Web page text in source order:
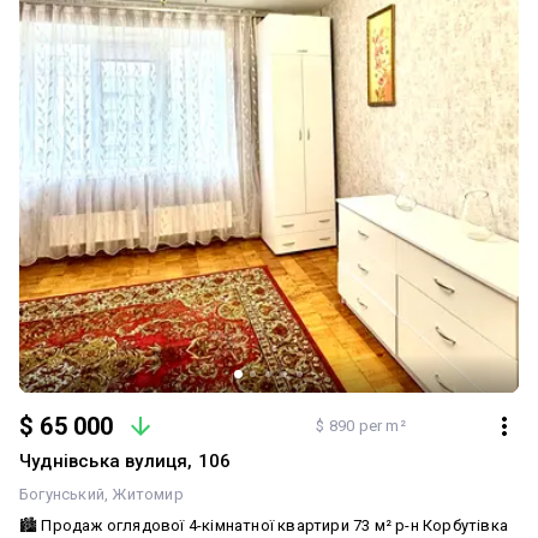
$ 65 000 $ 890 per m²
Чуднівська вулиця, 106
Богунський Житомир
🏙 Продаж оглядової 4-кімнатної квартири 73 м² р-н Корбутівка